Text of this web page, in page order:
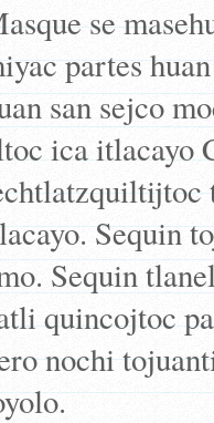
se
partes
san sejco
ica itlacayo
Sequin
Sequin
quincojtoc
nochi